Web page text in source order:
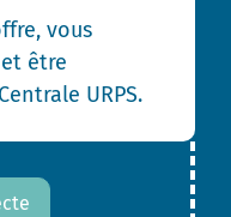
vous
être
URPS.